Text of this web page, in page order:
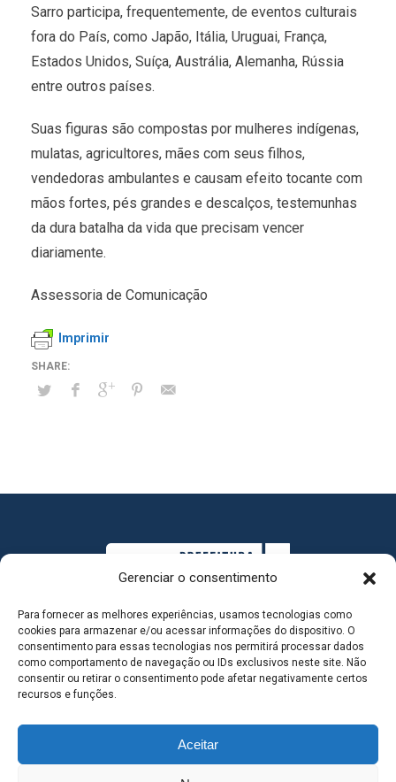
Gerenciar o consentimento
Para fornecer as melhores experiências, usamos tecnologias como
cookies para armazenar e/ou acessar informações do dispositivo. O
consentimento para essas tecnologias nos permitirá processar dados
como comportamento de navegação ou IDs exclusivos neste site. Não
consentir ou retirar o consentimento pode afetar negativamente certos
recursos e funções.
Aceitar
Sarro participa, frequentemente, de eventos culturais
fora do País, como Japão, Itália, Uruguai, França,
Estados Unidos, Suíça, Austrália, Alemanha, Rússia
entre outros países.
Suas figuras são compostas por mulheres indígenas,
mulatas, agricultores, mães com seus filhos,
vendedoras ambulantes e causam efeito tocante com
mãos fortes, pés grandes e descalços, testemunhas
da dura batalha da vida que precisam vencer
diariamente.
Assessoria de Comunicação
Imprimir
MAPA DO SITE